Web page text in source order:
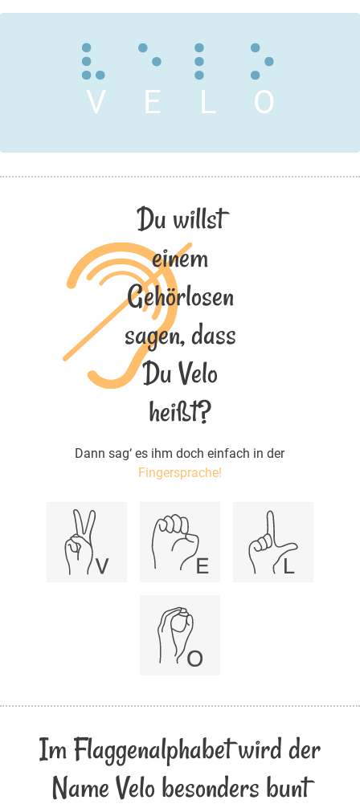
V E L O
Du willst
einem
Gehörlosen
sagen, dass
Du Velo
heißt?
Dann sag‘ es ihm doch einfach in der
Fingersprache!
Im Flaggenalphabet wird der
Name Velo besonders bunt